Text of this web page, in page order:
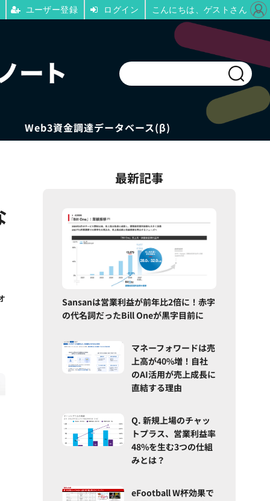
Web3資金調達データベース(β)
最新記事
Sansanは営業利益が前年比2倍に！赤字
の代名詞だったBill Oneが黒字目前に
マネーフォワードは売
上高が40%増！自社
のAI活用が売上成長に
直結する理由
Q. 新規上場のチャッ
トプラス、営業利益率
48%を生む3つの仕組
みとは？
eFootball W杯効果で
ユーザー登録 ログイン こんにちは、ゲストさん